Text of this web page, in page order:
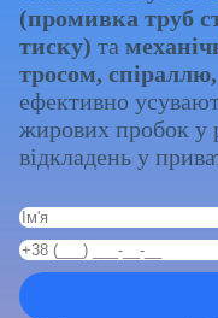
(промивка труб
тиску) та
тросом,
ефективно
жирових пробок у
відкладень у